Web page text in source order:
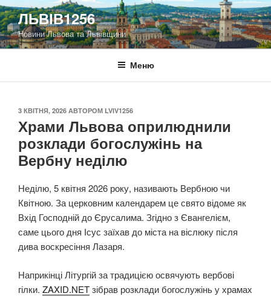
Перейти
до
вмісту
ЛЬВІВ1256
Новини Львова та Львівщини
Меню
ОПУБЛІКОВАНО
3 КВІТНЯ, 2026 АВТОРОМ LVIV1256
Храми Львова оприлюднили
розклади богослужінь на
Вербну неділю
Неділю, 5 квітня 2026 року, називають Вербною чи
Квітною. За церковним календарем це свято відоме як
Вхід Господній до Єрусалима. Згідно з Євангелієм,
саме цього дня Ісус заїхав до міста на віслюку після
дива воскресіння Лазаря.
Наприкінці Літургій за традицією освячують вербові
гілки. ZAXID.NETзібрав розклади богослужінь у храмах